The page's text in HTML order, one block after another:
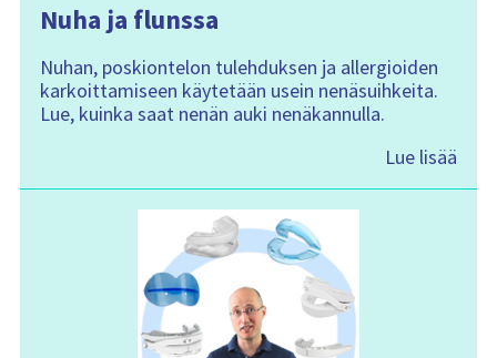
Nuha ja flunssa
Nuhan, poskiontelon tulehduksen ja allergioiden
karkoittamiseen käytetään usein nenäsuihkeita.
Lue, kuinka saat nenän auki nenäkannulla.
Lue lisää